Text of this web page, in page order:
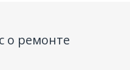
о ремонте